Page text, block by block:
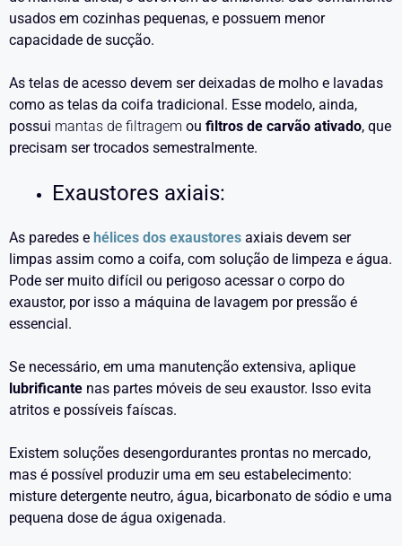
usados em cozinhas pequenas, e possuem menor
capacidade de sucção.
As telas de acesso devem ser deixadas de molho e lavadas
como as telas da coifa tradicional. Esse modelo, ainda,
possui mantas de filtragem ou filtros de carvão ativado, que
precisam ser trocados semestralmente.
Exaustores axiais:
As paredes e hélices dos exaustores axiais devem ser
limpas assim como a coifa, com solução de limpeza e água.
Pode ser muito difícil ou perigoso acessar o corpo do
exaustor, por isso a máquina de lavagem por pressão é
essencial.
Se necessário, em uma manutenção extensiva, aplique
lubrificante nas partes móveis de seu exaustor. Isso evita
atritos e possíveis faíscas.
Existem soluções desengordurantes prontas no mercado,
mas é possível produzir uma em seu estabelecimento:
misture detergente neutro, água, bicarbonato de sódio e uma
pequena dose de água oxigenada.